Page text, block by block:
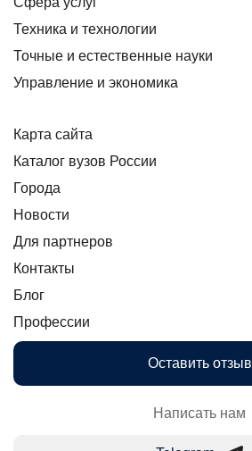
Техника и технологии
Точные и естественные науки
Управление и экономика
Карта сайта
Каталог вузов России
Города
Новости
Для партнеров
Контакты
Блог
Профессии
Оставить отзыв
Написать нам